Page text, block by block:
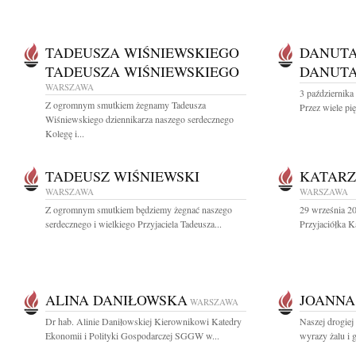
TADEUSZA WIŚNIEWSKIEGO
TADEUSZA WIŚNIEWSKIEGO
WARSZAWA
Z ogromnym smutkiem żegnamy Tadeusza
Wiśniewskiego dziennikarza naszego serdecznego
Kolegę i...
3 października
Przez wiele
TADEUSZ WIŚNIEWSKI
WARSZAWA
Z ogromnym smutkiem będziemy żegnać naszego
serdecznego i wielkiego Przyjaciela Tadeusza...
WARSZAWA
29 września
Przyjaciółka
ALINA DANIŁOWSKA WARSZAWA
Dr hab. Alinie Daniłowskiej Kierownikowi Katedry
Ekonomii i Polityki Gospodarczej SGGW w...
Naszej drogiej
wyrazy żalu i